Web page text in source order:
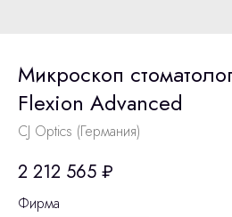
Микроскоп
Flexion Advanced
CJ Optics (Германия)
2 212 565 ₽
Фирма